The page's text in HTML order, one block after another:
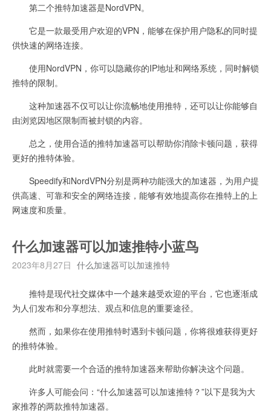
第二个推特加速器是NordVPN。
它是一款最受用户欢迎的VPN，能够在保护用户隐私的同时提
供快速的网络连接。
使用NordVPN，你可以隐藏你的IP地址和网络系统，同时解锁
推特的限制。
这种加速器不仅可以让你流畅地使用推特，还可以让你能够自
由浏览因地区限制而被封锁的内容。
总之，使用合适的推特加速器可以帮助你消除卡顿问题，获得
更好的推特体验。
Speedify和NordVPN分别是两种功能强大的加速器，为用户提
供高速、可靠和安全的网络连接，能够有效地提高你在推特上的上
网速度和质量。
什么加速器可以加速推特小蓝鸟
2023年8月27日 什么加速器可以加速推特
推特是现代社交媒体中一个越来越受欢迎的平台，它也逐渐成
为人们发布和分享想法、观点和信息的重要途径。
然而，如果你在使用推特时遇到卡顿问题，你将很难获得更好
的推特体验。
此时就需要一个合适的推特加速器来帮助你解决这个问题。
许多人可能会问：“什么加速器可以加速推特？”以下是我为大
家推荐的两款推特加速器。